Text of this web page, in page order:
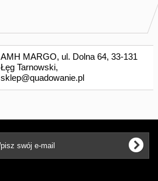
AMH MARGO, ul. Dolna 64, 33-131
Łęg Tarnowski,
sklep@quadowanie.pl